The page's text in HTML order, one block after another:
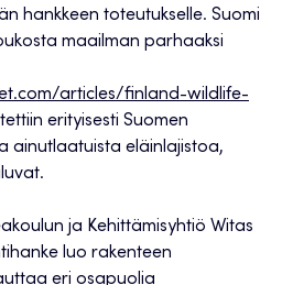
hankkeen toteutukselle. Suomi
maailman parhaaksi
articles/finland-wildlife-
erityisesti Suomen
ainutlaatuista eläinlajistoa,
ja Kehittämisyhtiö Witas
luo rakenteen
eri osapuolia